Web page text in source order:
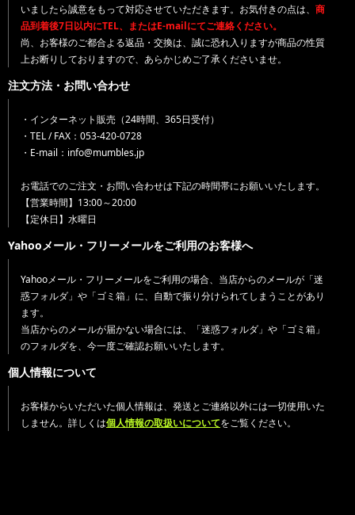
いましたら誠意をもって対応させていただきます。お気付きの点は、 商
品到着後7日以内にTEL、またはE-mailにてご連絡ください。
尚、お客様のご都合よる返品・交換は、誠に恐れ入りますが商品の性質
上お断りしておりますので、あらかじめご了承くださいませ。
注文方法・お問い合わせ
・インターネット販売（24時間、365日受付）
・TEL / FAX：053-420-0728
・E-mail：info@mumbles.jp
お電話でのご注文・お問い合わせは下記の時間帯にお願いいたします。
【営業時間】13:00～20:00
【定休日】水曜日
Yahooメール・フリーメールをご利用のお客様へ
Yahooメール・フリーメールをご利用の場合、当店からのメールが「迷
惑フォルダ」や「ゴミ箱」に、自動で振り分けられてしまうことがあり
ます。
当店からのメールが届かない場合には、「迷惑フォルダ」や「ゴミ箱」
のフォルダを、今一度ご確認お願いいたします。
個人情報について
お客様からいただいた個人情報は、発送とご連絡以外には一切使用いた
しません。詳しくは個人情報の取扱いについてをご覧ください。